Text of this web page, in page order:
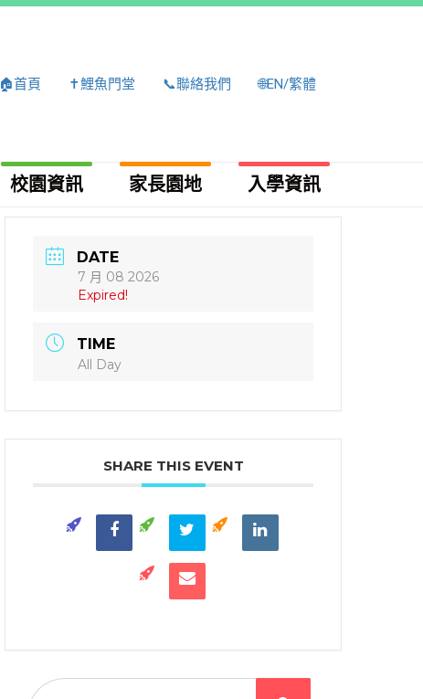
🏠首頁 ✝️鯉魚門堂 📞聯絡我們 🌐EN/繁體
校園資訊 家長園地 入學資訊​
DATE
7 月 08 2026
Expired!
TIME
All Day
SHARE THIS EVENT